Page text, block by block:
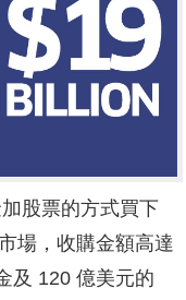
股票的方式買下
場，收購金額高達
及 120 億美元的